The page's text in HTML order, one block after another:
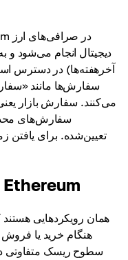
آخرهفته‌ها) در دسترس
سفارش‌ها مانند
می‌کنند. سفارش بازار
سفارش‌های
تعیین‌شده. برای یافتن
استراتژی‌های معامله‌گری Ethereum
هنگام خرید یا فروش
سطوح ریسک متفاوتی